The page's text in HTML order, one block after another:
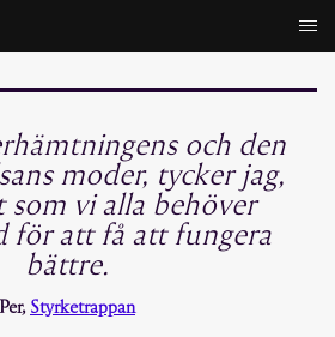
och den
moder, tycker jag,
som vi alla behöver
för att få att fungera
bättre.
Per, Styrketrappan